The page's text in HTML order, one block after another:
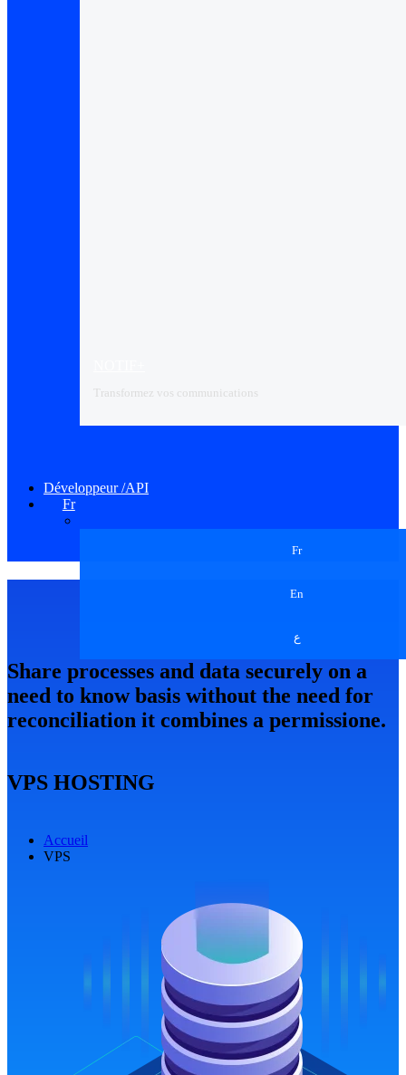
Transformez vos communications
Développeur /API
Fr
Fr
En
ع
Share processes and data securely on a
need to know basis without the need for
reconciliation it combines a permissione.
VPS HOSTING
Accueil
VPS